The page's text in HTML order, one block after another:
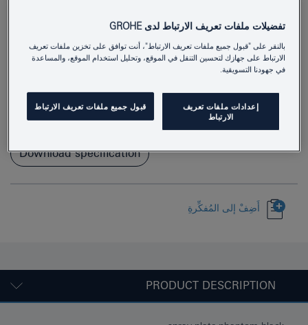
Product Number
22127KF0
4005176782633
phantom black
Download specification
أَضِفْ إلى المُفكِّرةِ
PRODUCT DESCRIPTION
تفضيلات ملفات تعريف الارتباط لدى GROHE
بالنقر على "قبول جميع ملفات تعريف الارتباط"، أنت توافق على تخزين ملفات تعريف
الارتباط على جهازك لتحسين التنقل في الموقع، وتحليل استخدام الموقع، والمساعدة
في جهودنا التسويقية.
إعدادات ملفات تعريف
الارتباط
قبول جميع ملفات تعريف الارتباط